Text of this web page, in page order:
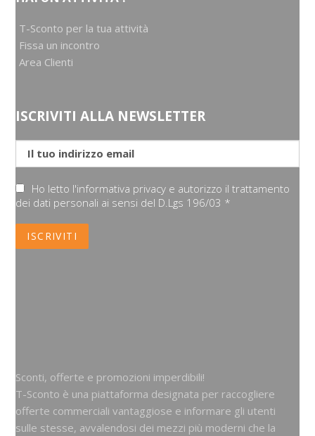
T-Sconto per la tua attività
Fissa un incontro
Area Clienti
ISCRIVITI ALLA NEWSLETTER
Ho letto l'informativa privacy e autorizzo il trattamento
dei dati personali ai sensi del D.Lgs 196/03 *
Sconti, offerte e promozioni imperdibili!
T-Sconto è una piattaforma designata per raccogliere
offerte commerciali vantaggiose e informare gli utenti
sulle stesse, avvalendosi dei mezzi più moderni che la